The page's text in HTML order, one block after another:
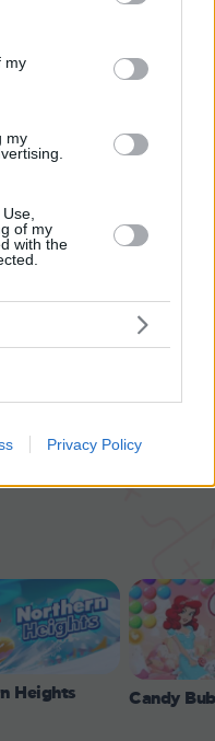
its third-party tags to
in below Google
my
my
of my
with the
Privacy Policy
Heights Candy